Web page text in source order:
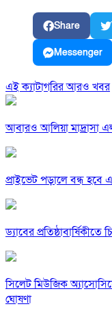
Share
Messenger
এই ক্যাটাগরির আরও খবর
আবারও আলিয়া মাদ্রাসা
প্রাইভেট পড়ালে বন্ধ হবে
ড্যাবের
সিলেট মিউজিক
ঘোষণা